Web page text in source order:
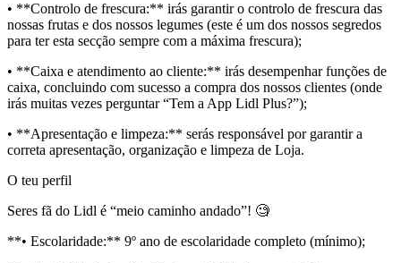
• **Controlo de frescura:** irás garantir o controlo de frescura das
nossas frutas e dos nossos legumes (este é um dos nossos segredos
para ter esta secção sempre com a máxima frescura);
• **Caixa e atendimento ao cliente:** irás desempenhar funções de
caixa, concluindo com sucesso a compra dos nossos clientes (onde
irás muitas vezes perguntar “Tem a App Lidl Plus?”);
• **Apresentação e limpeza:** serás responsável por garantir a
correta apresentação, organização e limpeza de Loja.
O teu perfil
Seres fã do Lidl é “meio caminho andado”! 🧐
**• Escolaridade:** 9º ano de escolaridade completo (mínimo);